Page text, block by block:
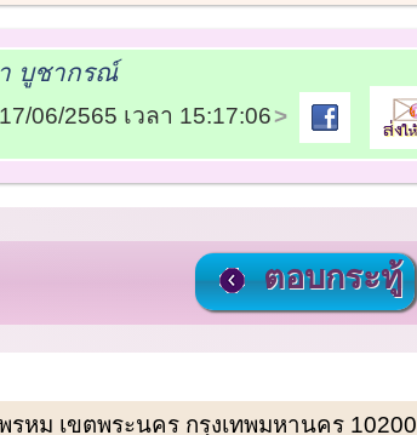
บูชากรณ์
06/2565 เวลา 15:17:06
ตอบกระทู้
หม เขตพระนคร กรุงเทพมหานคร 10200